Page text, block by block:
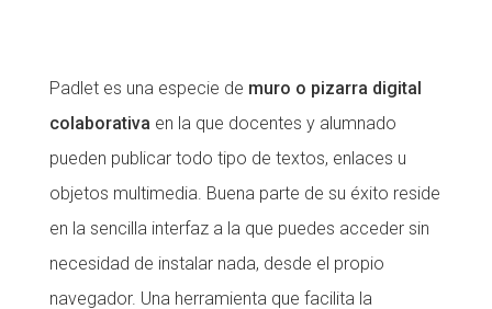
Padlet es una especie de muro o pizarra digital
colaborativa en la que docentes y alumnado
pueden publicar todo tipo de textos, enlaces u
objetos multimedia. Buena parte de su éxito reside
en la sencilla interfaz a la que puedes acceder sin
necesidad de instalar nada, desde el propio
navegador. Una herramienta que facilita la